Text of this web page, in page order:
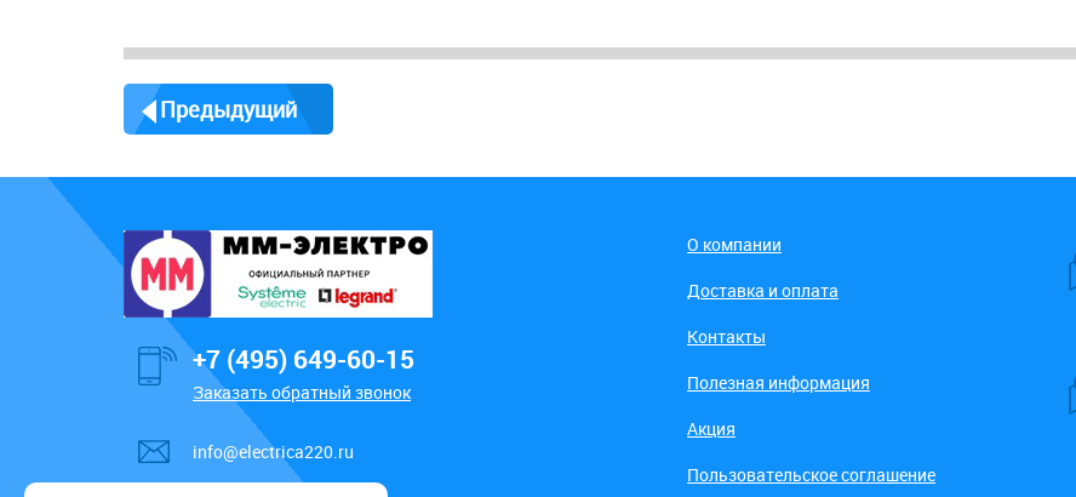
Предыдущий
+7 (495) 649-60-15
Заказать обратный звонок
info@electrica220.ru
О компании
Доставка и оплата
Контакты
Полезная информация
Акция
Пользовательское соглашение